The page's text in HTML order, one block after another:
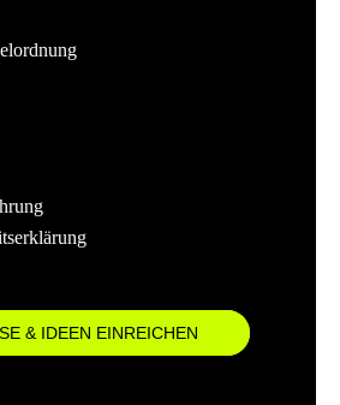
& IDEEN EINREICHEN